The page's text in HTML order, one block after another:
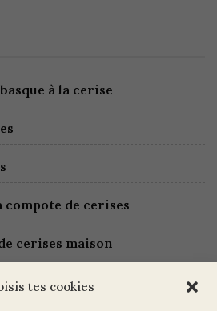
tes cookies
à la cerise
compote de cerises
cerises maison